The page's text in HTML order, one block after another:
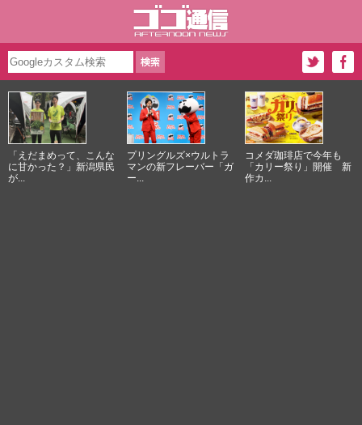
「えだまめって、こんな
に甘かった？」新潟県民
が...
プリングルズ×ウルトラ
マンの新フレーバー「ガ
ー...
コメダ珈琲店で今年も
「カリー祭り」開催 新
作カ...